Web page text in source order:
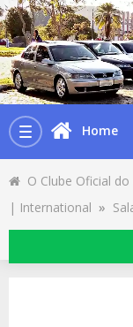
Toggle
navigation
Home
O Clube Oficial
| International »